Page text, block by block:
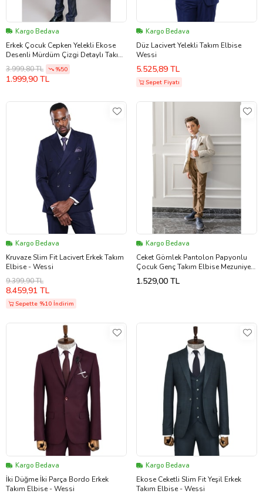
Kargo Bedava
Erkek Çocuk Cepken Yelekli Ekose
Desenli Mürdüm Çizgi Detaylı Takım
Elbise 10-14
3.999,80 TL %50
1.999,90 TL
Kargo Bedava
Düz Lacivert Yelekli Takım Elbise
Wessi
5.525,89 TL
Sepet Fiyatı
Kargo Bedava
Kruvaze Slim Fit Lacivert Erkek Takım
Elbise - Wessi
9.399,90 TL
8.459,91 TL
Sepette %10 İndirim
Kargo Bedava
Ceket Gömlek Pantolon Papyonlu
Çocuk Genç Takım Elbise Mezuniyet
Balo Bayramlık Düğün Damatlık Seti
NX-5032 (Kahverengi)
1.529,00 TL
Kargo Bedava
İki Düğme İki Parça Bordo Erkek
Takım Elbise - Wessi
Kargo Bedava
Ekose Ceketli Slim Fit Yeşil Erkek
Takım Elbise - Wessi